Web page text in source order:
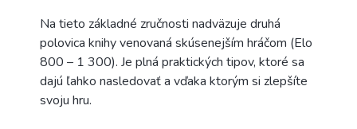
Na tieto základné zručnosti nadväzuje druhá
polovica knihy venovaná skúsenejším hráčom (Elo
800 – 1 300). Je plná praktických tipov, ktoré sa
dajú ľahko nasledovať a vďaka ktorým si zlepšíte
svoju hru.